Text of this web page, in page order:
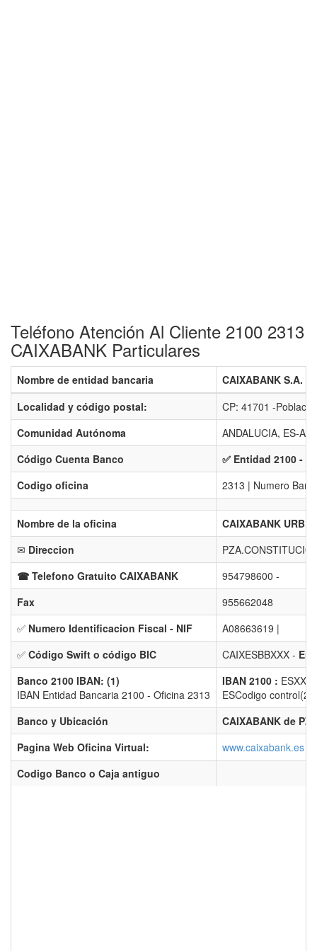
Teléfono Atención Al Cliente 2100 2313
CAIXABANK Particulares
Nombre de entidad bancaria
CAIXABANK S.A. -
Localidad y código postal:
CP: 41701 -
Comunidad Autónoma
ANDALUCIA, ES-AL
Código Cuenta Banco
✅ Entidad 2100 -
Codigo oficina
2313 | Numero
Nombre de la oficina
CAIXABANK
✉ Direccion
☎ Telefono Gratuito CAIXABANK
954798600 -
Fax
955662048
✅ Numero Identificacion Fiscal - NIF
A08663619 |
✅ Código Swift o código BIC CAIXESBBXXX -
Banco 2100 IBAN: (1)
IBAN Entidad Bancaria 2100 - Oficina 2313
IBAN 2100 : ESXX
ESCodigo
Banco y Ubicación
CAIXABANK de
Pagina Web Oficina Virtual:
www.caixabank.es
Codigo Banco o Caja antiguo